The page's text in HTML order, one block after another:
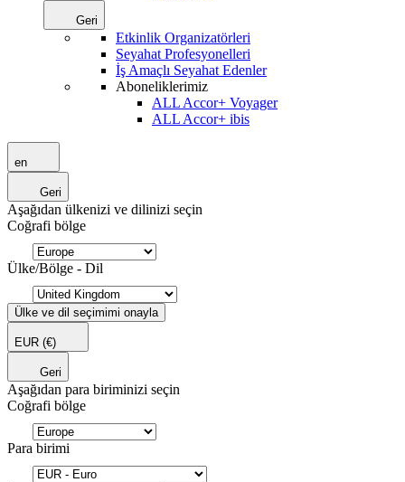
Geri
Etkinlik Organizatörleri
Seyahat Profesyonelleri
İş Amaçlı Seyahat Edenler
Aboneliklerimiz
ALL Accor+ Voyager
ALL Accor+ ibis
en
Geri
Aşağıdan ülkenizi ve dilinizi seçin
Coğrafi bölge
Ülke/Bölge - Dil
Ülke ve dil seçimimi onayla
EUR (€)
Geri
Aşağıdan para biriminizi seçin
Coğrafi bölge
Para birimi